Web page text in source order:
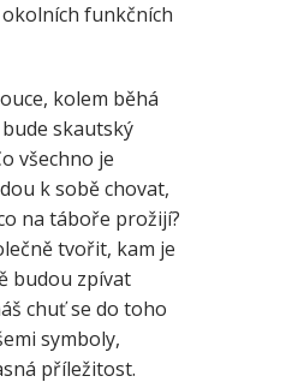
funkčních
kolem běhá
skautský
všechno je
k sobě chovat,
na táboře prožijí?
tvořit, kam je
budou zpívat
chuť se do toho
symboly,
příležitost.